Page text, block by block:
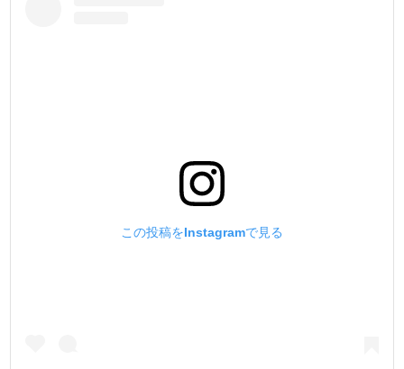
この投稿をInstagramで見る